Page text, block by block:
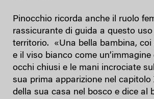
Pinocchio ricorda anche il ruolo
rassicurante di guida a questo
territorio. «Una bella bambina, coi
e il viso bianco come un’immagine
occhi chiusi e le mani incrociate
sua prima apparizione nel capitolo
della sua casa nel bosco e dice al